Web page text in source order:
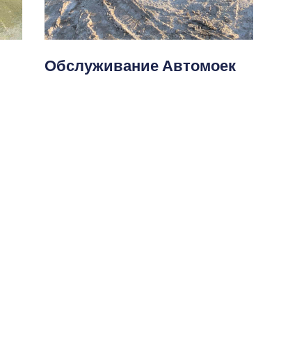
Обслуживание Автомоек